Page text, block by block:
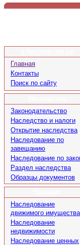
Главная
Контакты
Поиск по сайту
Законодательство
Наследство и налоги
Открытие наследства
Наследование по
завещанию
Наследование по
Раздел наследства
Образцы документов
Наследование
движимого имущества
Наследование
недвижимости
Наследование ценных